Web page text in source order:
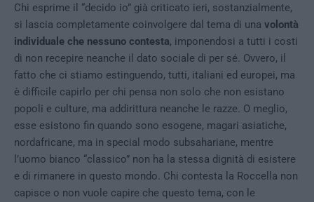
Chi esprime il “decido io” già criticato ieri, sostanzialmente,
si lascia completamente coinvolgere dal tema di una volontà
individuale che nessuno contesta, imponendosi a tutti i costi
di non recepire neanche il dato sociale di per sé. Ovvero, il
fatto che ci stiamo estinguendo, tutti, italiani ed europei, ma
è difficile capirlo per chi pensa non solo che non esistano
popoli e culture, ma addirittura neanche le razze. O meglio,
esse esistono fin quando sono esogene, magari asiatiche,
nordafricane, ma in special modo subsahariane, mentre
l’uomo bianco “classico” non ha la stessa dignità di esistere
e di rimanere in questo mondo. Chi contesta la Roccella non
capisce o non vuole capire che questo tema, con le